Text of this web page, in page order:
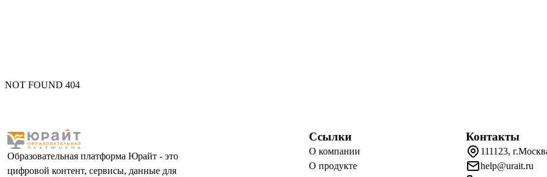
NOT FOUND 404
Образовательная платформа Юрайт - это
цифровой контент, сервисы, данные для
Ссылки
О компании
О продукте
Контакты
111123,
help@urait.ru